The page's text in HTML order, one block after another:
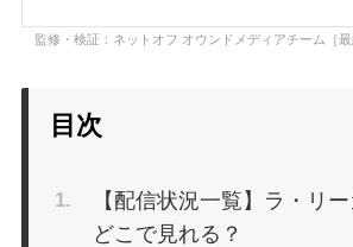
監修・検証：ネットオフ オウンドメディアチーム［最
目次
【配信状況一覧】ラ・リ
どこで見れる？